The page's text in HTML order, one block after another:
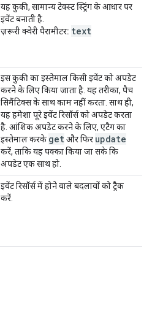
यह कुकी, सामान्य टेक्स्ट स्ट्रिंग के आधार पर
इवेंट बनाती है.
ज़रूरी क्वेरी पैरामीटर: text
इस कुकी का इस्तेमाल किसी इवेंट को अपडेट
करने के लिए किया जाता है. यह तरीका, पैच
सिमैंटिक्स के साथ काम नहीं करता. साथ ही,
यह हमेशा पूरे इवेंट रिसॉर्स को अपडेट करता
है. आंशिक अपडेट करने के लिए, एटैग का
इस्तेमाल करके getऔर फिर update
करें, ताकि यह पक्का किया जा सके कि
अपडेट एक साथ हो.
इवेंट रिसॉर्स में होने वाले बदलावों को ट्रैक
करें.